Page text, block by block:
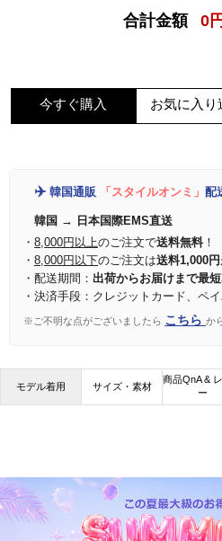
合計金額 0 円
今すぐ購入 お気に入り
✈️ 韓国通販 「スタイルオンミ」 配
韓国 → 日本国際EMS直送
・ 8,000円以上のご注文で送料無料！
・ 8,000円以下のご注文は送料1,000円
・配送期間： 出荷からお届けまで最
・決済手段：クレジットカード、ペ
※ご不明な点がございましたら こちら か
モデル着用 サイズ・素材
商品QnA &
ー